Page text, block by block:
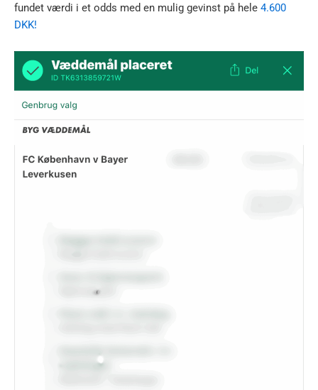
fundet værdi i et odds med en mulig gevinst på hele 4.600
DKK!